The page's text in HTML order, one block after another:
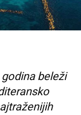
beleži